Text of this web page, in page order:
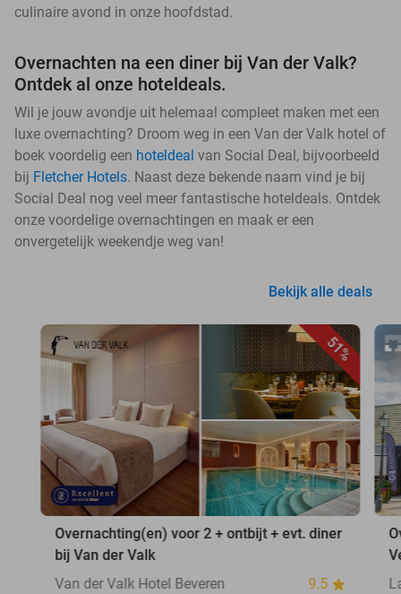
culinaire avond in onze hoofdstad.
Overnachten na een diner bij Van der Valk?
Ontdek al onze hoteldeals.
Wil je jouw avondje uit helemaal compleet maken met een
luxe overnachting? Droom weg in een Van der Valk hotel of
boek voordelig een hoteldeal van Social Deal, bijvoorbeeld
bij Fletcher Hotels. Naast deze bekende naam vind je bij
Social Deal nog veel meer fantastische hoteldeals. Ontdek
onze voordelige overnachtingen en maak er een
onvergetelijk weekendje weg van!
Bekijk alle deals
51%
Overnachting(en) voor 2 + ontbijt + evt. diner
bij Van der Valk
Van der Valk Hotel Beveren
9.5